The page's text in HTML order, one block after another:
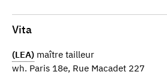
Vita
(LEA) maître tailleur
wh. Paris 18e, Rue Macadet 227